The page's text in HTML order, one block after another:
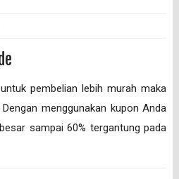
pembelian lebih murah maka
menggunakan kupon Anda
sampai 60% tergantung pada